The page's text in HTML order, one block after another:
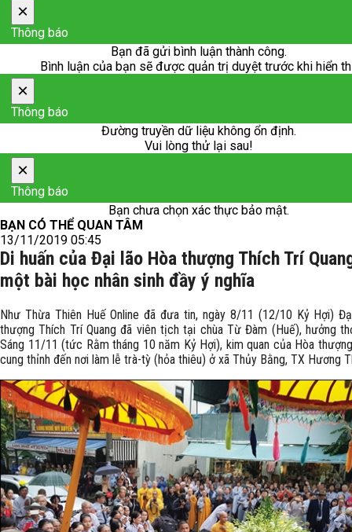
×
Thông báo
Bạn đã gửi bình luận thành công.
Bình luận của bạn sẽ được quản trị duyệt trước khi hiển
×
Thông báo
Đường truyền dữ liệu không ổn định.
Vui lòng thử lại sau!
×
Thông báo
Bạn chưa chọn xác thực bảo mật.
BẠN CÓ THỂ QUAN TÂM
13/11/2019 05:45
Di huấn của Đại lão Hòa thượng Thích Trí
một bài học nhân sinh đầy ý nghĩa
Như Thừa Thiên Huế Online đã đưa tin, ngày 8/11 (12/10 Kỷ Hợi)
thượng Thích Trí Quang đã viên tịch tại chùa Từ Đàm (Huế), hưởng
Sáng 11/11 (tức Rằm tháng 10 năm Kỷ Hợi), kim quan của Hòa
cung thỉnh đến nơi làm lễ trà-tỳ (hỏa thiêu) ở xã Thủy Bằng, TX Hương